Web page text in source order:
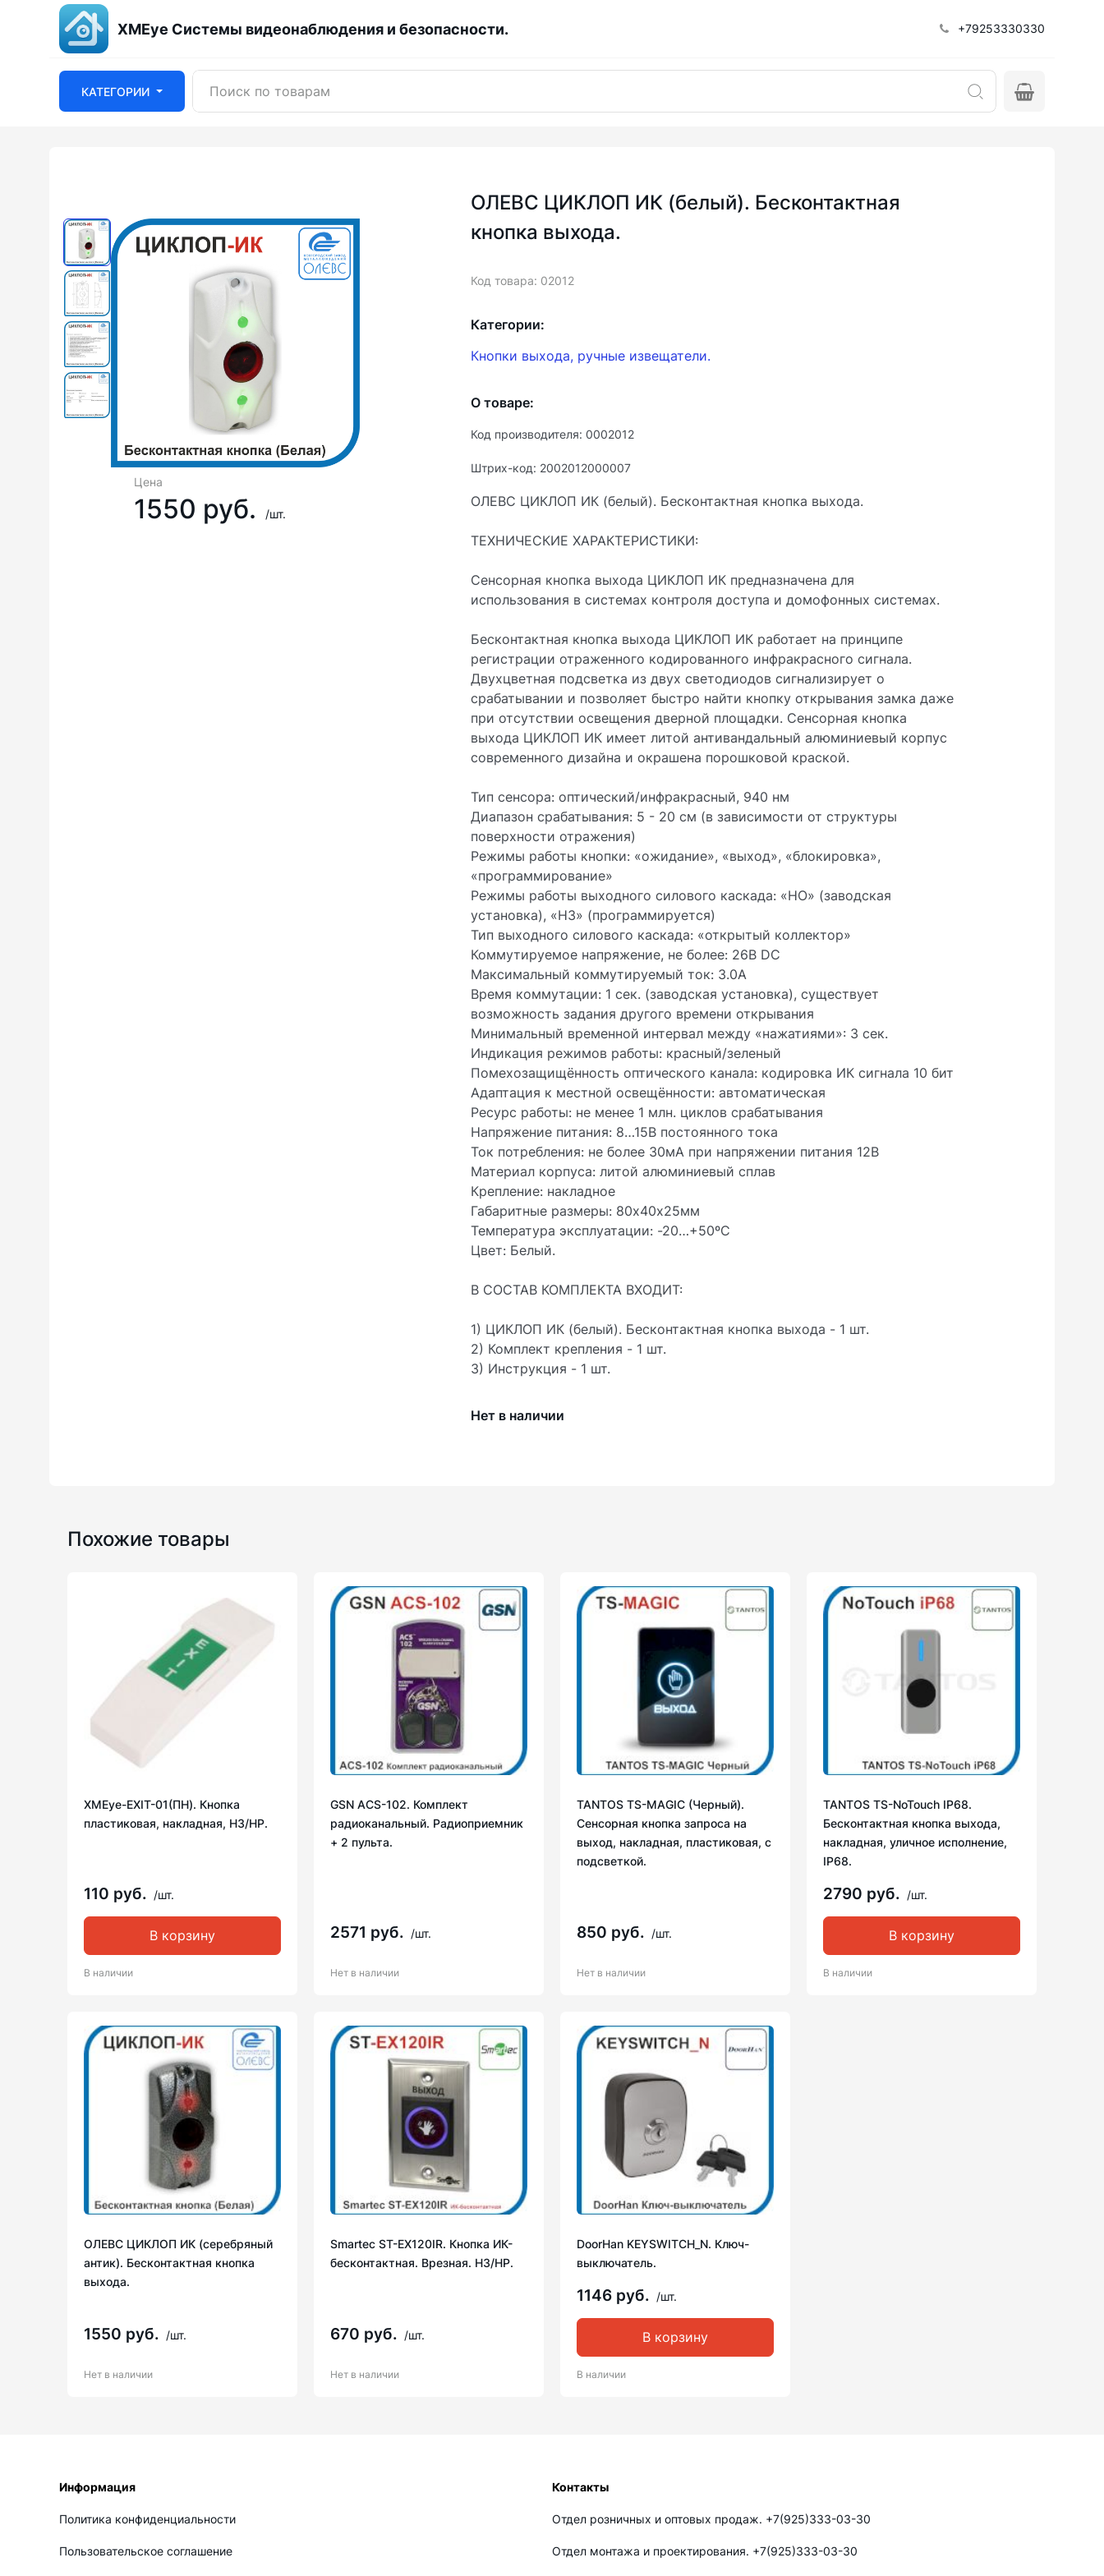
XMEye Системы видеонаблюдения и безопасности. +79253330330
КАТЕГОРИИ
Цена
1550 руб. /шт.
ОЛЕВС ЦИКЛОП ИК (белый). Бесконтактная
кнопка выхода.
Код товара: 02012
Категории:
Кнопки выхода, ручные извещатели.
О товаре:
Код производителя: 0002012
Штрих-код: 2002012000007
ОЛЕВС ЦИКЛОП ИК (белый). Бесконтактная кнопка выхода.
ТЕХНИЧЕСКИЕ ХАРАКТЕРИСТИКИ:
Сенсорная кнопка выхода ЦИКЛОП ИК предназначена для
использования в системах контроля доступа и домофонных системах.
Бесконтактная кнопка выхода ЦИКЛОП ИК работает на принципе
регистрации отраженного кодированного инфракрасного сигнала.
Двухцветная подсветка из двух светодиодов сигнализирует о
срабатывании и позволяет быстро найти кнопку открывания замка даже
при отсутствии освещения дверной площадки. Сенсорная кнопка
выхода ЦИКЛОП ИК имеет литой антивандальный алюминиевый корпус
современного дизайна и окрашена порошковой краской.
Тип сенсора: оптический/инфракрасный, 940 нм
Диапазон срабатывания: 5 - 20 см (в зависимости от структуры
поверхности отражения)
Режимы работы кнопки: «ожидание», «выход», «блокировка»,
«программирование»
Режимы работы выходного силового каскада: «НО» (заводская
установка), «НЗ» (программируется)
Тип выходного силового каскада: «открытый коллектор»
Коммутируемое напряжение, не более: 26В DC
Максимальный коммутируемый ток: 3.0А
Время коммутации: 1 сек. (заводская установка), существует
возможность задания другого времени открывания
Минимальный временной интервал между «нажатиями»: 3 сек.
Индикация режимов работы: красный/зеленый
Помехозащищённость оптического канала: кодировка ИК сигнала 10 бит
Адаптация к местной освещённости: автоматическая
Ресурс работы: не менее 1 млн. циклов срабатывания
Напряжение питания: 8…15В постоянного тока
Ток потребления: не более 30мА при напряжении питания 12В
Материал корпуса: литой алюминиевый сплав
Крепление: накладное
Габаритные размеры: 80х40х25мм
Температура эксплуатации: -20…+50ºС
Цвет: Белый.
В СОСТАВ КОМПЛЕКТА ВХОДИТ:
1) ЦИКЛОП ИК (белый). Бесконтактная кнопка выхода - 1 шт.
2) Комплект крепления - 1 шт.
3) Инструкция - 1 шт.
Нет в наличии
Похожие товары
XMEye-EXIT-01(ПН). Кнопка
пластиковая, накладная, НЗ/НР.
110 руб. /шт.
В корзину
В наличии
GSN ACS-102. Комплект
радиоканальный. Радиоприемник
+ 2 пульта.
2571 руб. /шт.
Нет в наличии
TANTOS TS-MAGIC (Черный).
Сенсорная кнопка запроса на
выход, накладная, пластиковая, с
подсветкой.
850 руб. /шт.
Нет в наличии
TANTOS TS-NoTouch IP68.
Бесконтактная кнопка выхода,
накладная, уличное исполнение,
IP68.
2790 руб. /шт.
В корзину
В наличии
ОЛЕВС ЦИКЛОП ИК (серебряный
антик). Бесконтактная кнопка
выхода.
1550 руб. /шт.
Нет в наличии
Smartec ST-EX120IR. Кнопка ИК-
бесконтактная. Врезная. НЗ/НР.
670 руб. /шт.
Нет в наличии
DoorHan KEYSWITCH_N. Ключ-
выключатель.
1146 руб. /шт.
В корзину
В наличии
Информация
Политика конфиденциальности
Пользовательское соглашение
Контакты
Отдел розничных и оптовых продаж. +7(925)333-03-30
Отдел монтажа и проектирования. +7(925)333-03-30